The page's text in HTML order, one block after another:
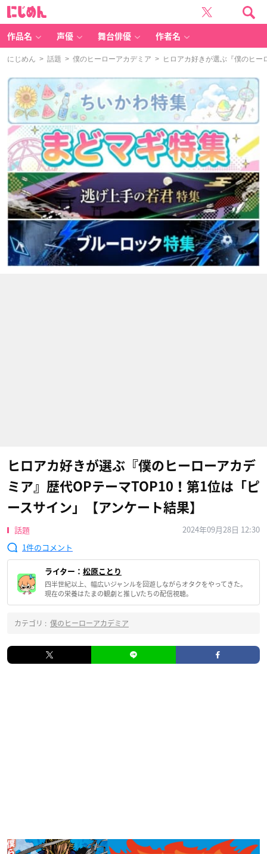
作品名 声優 舞台俳優 作者名
にじめん > 話題 > 僕のヒーローアカデミア > ヒロアカ好きが選ぶ『僕のヒー
ヒロアカ好きが選ぶ『僕のヒーローアカデ
ミア』歴代OPテーマTOP10！第1位は「ピ
ースサイン」【アンケート結果】
話題
2024年09月28日 12:30
1
ライター： 松原ことり
四半世紀以上、幅広いジャンルを回遊しながらオタクをやってきた。
現在の栄養はたまの観劇と推しVたちの配信視聴。
カテゴリ : 僕のヒーローアカデミア